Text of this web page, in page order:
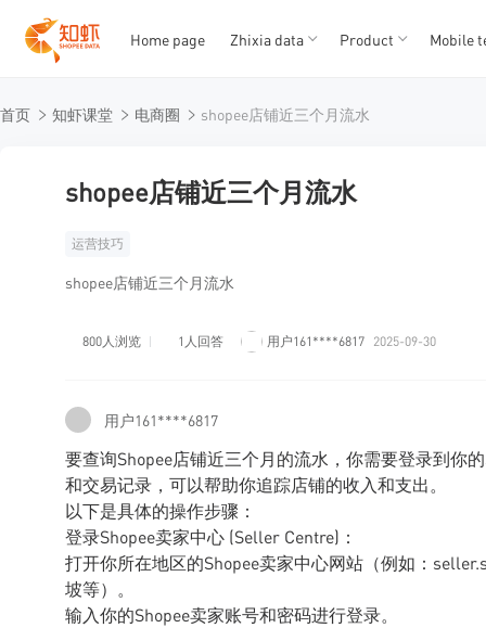
12345
Home page Zhixia data Product Mobile
首页 知虾课堂 电商圈 shopee店铺近三个月流水
shopee店铺近三个月流水
运营技巧
shopee店铺近三个月流水
800人浏览 1人回答 用户161****6817 2025-09-30
用户161****6817
要查询Shopee店铺近三个月的流水，你需要登录到你
和交易记录，可以帮助你追踪店铺的收入和支出。
以下是具体的操作步骤：
登录Shopee卖家中心 (Seller Centre)：
打开你所在地区的Shopee卖家中心网站（例如：
坡等）。
输入你的Shopee卖家账号和密码进行登录。